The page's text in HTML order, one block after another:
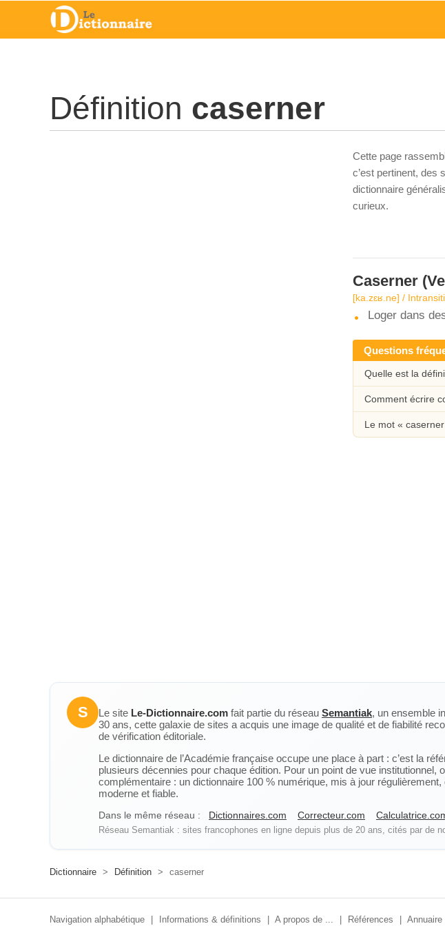
Définition caserner
Cette page
c’est pertinent, des
dictionnaire
curieux.
Caserner
[ka.zɛʁ.ne] /
Loger dans
Questions
Quelle est la
Comment écrire
Le mot «
S Le site Le-Dictionnaire.com fait partie du réseau Semantiak, un ensemble
30 ans, cette galaxie de sites a acquis une image de qualité et de fiabilité
de vérification éditoriale.
Le dictionnaire de l’Académie française occupe une place à part : c’est la
plusieurs décennies pour chaque édition. Pour un point de vue institutionnel,
complémentaire : un dictionnaire 100 % numérique, mis à jour
moderne et fiable.
Dans le même réseau : Dictionnaires.com Correcteur.com
Réseau Semantiak : sites francophones en ligne depuis plus de 20 ans, cités par de
Dictionnaire > Définition > caserner
Navigation alphabétique Informations & définitions A propos de ... Références Annuaire